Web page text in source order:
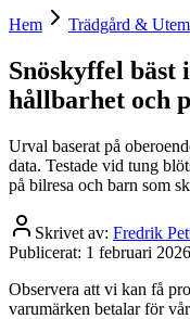
Hem Trädgård &
Snöskyffel bäst
hållbarhet och
Urval baserat på
data. Testade vid tung
på bilresa och barn som
Skrivet av: Fredrik
Publicerat: 1 februari 2026
Observera att vi kan få
varumärken betalar för